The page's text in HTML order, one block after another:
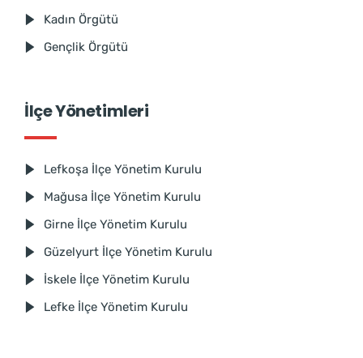
Kadın Örgütü
Gençlik Örgütü
İlçe Yönetimleri
Lefkoşa İlçe Yönetim Kurulu
Mağusa İlçe Yönetim Kurulu
Girne İlçe Yönetim Kurulu
Güzelyurt İlçe Yönetim Kurulu
İskele İlçe Yönetim Kurulu
Lefke İlçe Yönetim Kurulu